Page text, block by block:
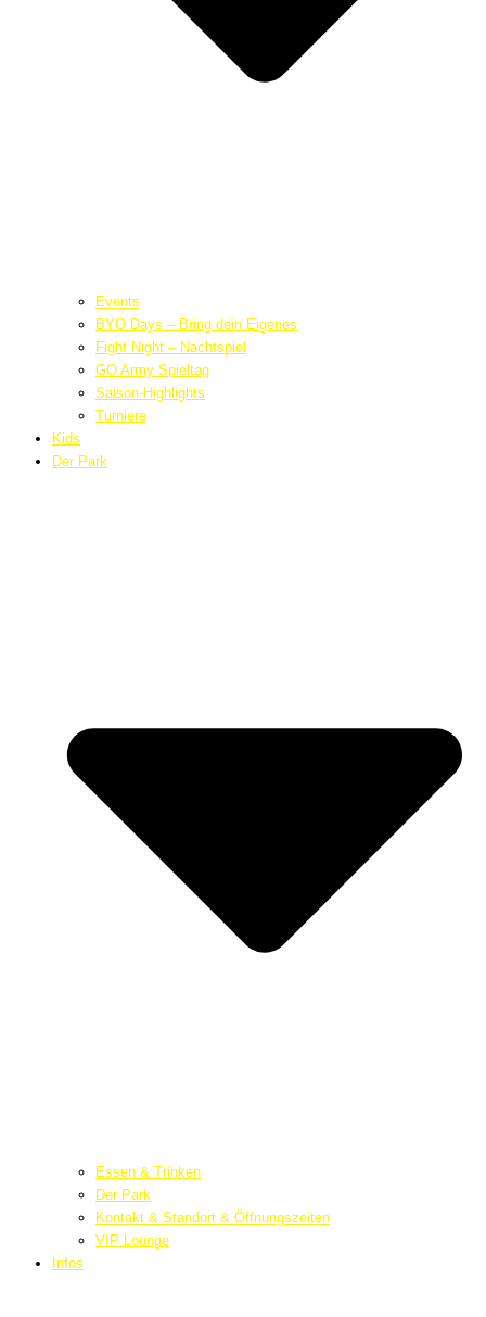
Events
BYO Days – Bring dein Eigenes
Fight Night – Nachtspiel
GO Army Spieltag
Saison-Highlights
Turniere
Kids
Der Park
Essen & Trinken
Der Park
Kontakt & Standort & Öffnungszeiten
VIP Lounge
Infos